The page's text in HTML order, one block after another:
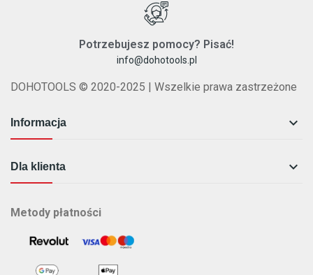
Potrzebujesz pomocy? Pisać!
info@dohotools.pl
DOHOTOOLS © 2020-2025 | Wszelkie prawa zastrzeżone
Informacja 
Dla klienta 
Metody płatności